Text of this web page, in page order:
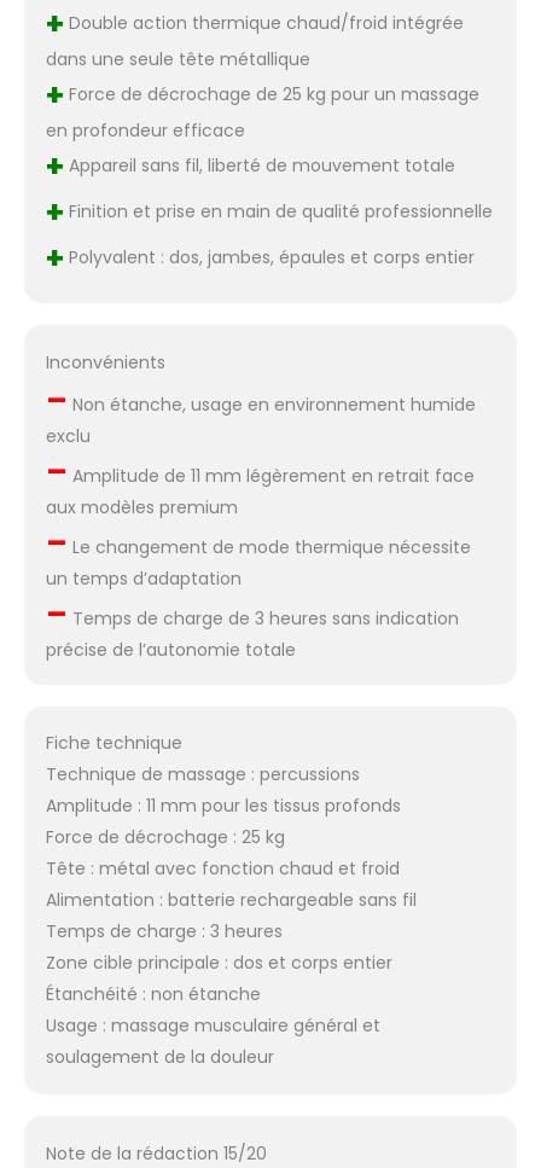
+ Double action thermique chaud/froid intégrée
dans une seule tête métallique
+ Force de décrochage de 25 kg pour un massage
en profondeur efficace
+ Appareil sans fil, liberté de mouvement totale
+ Finition et prise en main de qualité professionnelle
+ Polyvalent : dos, jambes, épaules et corps entier
Inconvénients
– Non étanche, usage en environnement humide
exclu
– Amplitude de 11 mm légèrement en retrait face
aux modèles premium
– Le changement de mode thermique nécessite
un temps d’adaptation
– Temps de charge de 3 heures sans indication
précise de l’autonomie totale
Fiche technique
Technique de massage : percussions
Amplitude : 11 mm pour les tissus profonds
Force de décrochage : 25 kg
Tête : métal avec fonction chaud et froid
Alimentation : batterie rechargeable sans fil
Temps de charge : 3 heures
Zone cible principale : dos et corps entier
Étanchéité : non étanche
Usage : massage musculaire général et
soulagement de la douleur
Note de la rédaction 15/20